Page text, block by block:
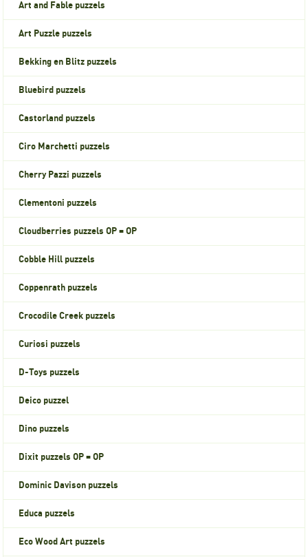
Art and Fable puzzels
Art Puzzle puzzels
Bekking en Blitz puzzels
Bluebird puzzels
Castorland puzzels
Ciro Marchetti puzzels
Cherry Pazzi puzzels
Clementoni puzzels
Cloudberries puzzels OP = OP
Cobble Hill puzzels
Coppenrath puzzels
Crocodile Creek puzzels
Curiosi puzzels
D-Toys puzzels
Deico puzzel
Dino puzzels
Dixit puzzels OP = OP
Dominic Davison puzzels
Educa puzzels
Eco Wood Art puzzels